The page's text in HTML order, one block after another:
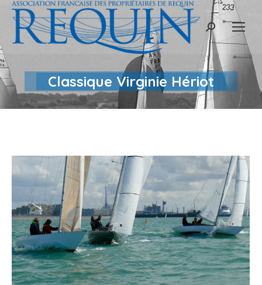
Recherche
Classique Virginie Hériot